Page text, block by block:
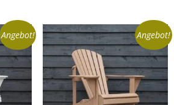
Angebot! Angebot!